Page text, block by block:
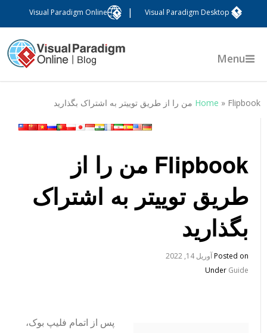
Visual Paradigm Desktop
Visual Paradigm Online
Menu
Home »Flipbook من را از طریق توییتر به اشتراک بگذارید
Flipbook من را از
طریق توییتر به اشتراک
بگذارید
Posted onآوریل 14, 2022
UnderGuide
پس از اتمام فلیپ بوک،